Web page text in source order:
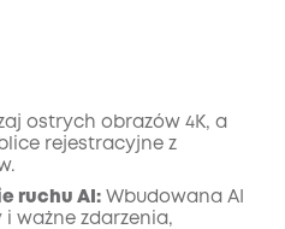
KOPIA
ostrych obrazów 4K, a
rejestracyjne z
ruchu AI: Wbudowana AI
ważne zdarzenia,